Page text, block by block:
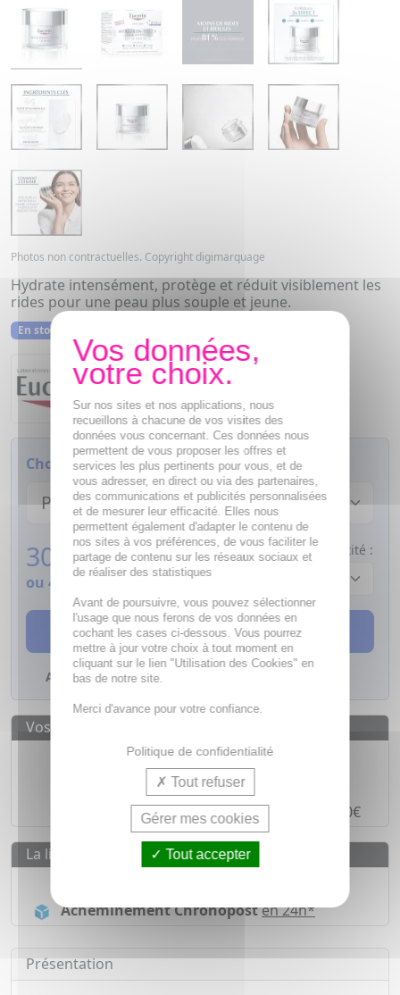
Photos non contractuelles. Copyright digimarquage
Hydrate intensément, protège et réduit visiblement les
rides pour une peau plus souple et jeune.
En stock
Eucerin
Choisissez votre modèle :
30,77€
ou 4 fois 7,69€ sans frais
Quantité :
AJOUTER AU PANIER
Ajouter à mes favoris
Vos avantages
IMBATTABLES
Paiement en ligneSÉCURISÉ
Paiement en4 fois sans fraisà partir de 30€
La livraison
Acheminement Chronoposten 24h*
Présentation
Sur nos sites et nos applications, nous
recueillons à chacune de vos visites des
données vous concernant. Ces données nous
permettent de vous proposer les offres et
services les plus pertinents pour vous, et de
vous adresser, en direct ou via des partenaires,
des communications et publicités personnalisées
et de mesurer leur efficacité. Elles nous
permettent également d'adapter le contenu de
nos sites à vos préférences, de vous faciliter le
partage de contenu sur les réseaux sociaux et
de réaliser des statistiques
Avant de poursuivre, vous pouvez sélectionner
l'usage que nous ferons de vos données en
cochant les cases ci-dessous. Vous pourrez
mettre à jour votre choix à tout moment en
cliquant sur le lien "Utilisation des Cookies" en
bas de notre site.
Merci d'avance pour votre confiance.
Politique de confidentialité
Tout refuser
Gérer mes cookies
Tout accepter